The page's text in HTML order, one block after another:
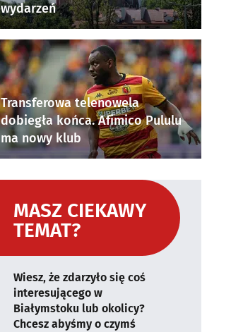
wydarzeń
Transferowa telenowela
dobiegła końca. Afimico Pululu
ma nowy klub
MASZ CIEKAWY
TEMAT?
Wiesz, że zdarzyło się coś
interesującego w
Białymstoku lub okolicy?
Chcesz abyśmy o czymś